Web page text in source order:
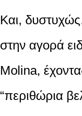
Και,
στην αγορά
Molina,
“περιθώρια